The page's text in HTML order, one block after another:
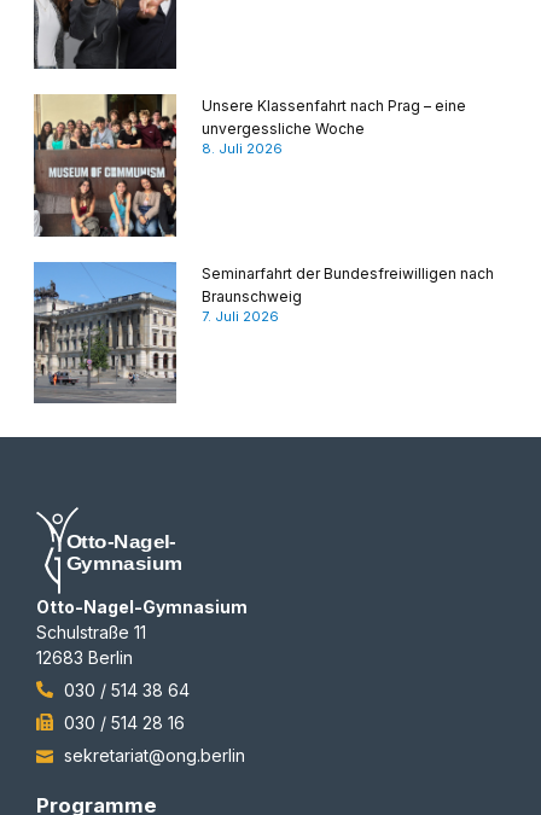
Unsere Klassenfahrt nach Prag – eine
unvergessliche Woche
8. Juli 2026
Seminarfahrt der Bundesfreiwilligen nach
Braunschweig
7. Juli 2026
Otto-Nagel-Gymnasium
Schulstraße 11
12683 Berlin
030 / 514 38 64
030 / 514 28 16
sekretariat@ong.berlin
Programme